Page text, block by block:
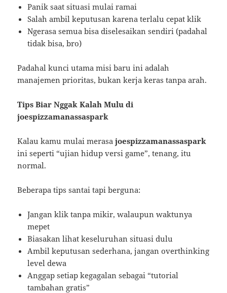
Panik saat situasi mulai ramai
Salah ambil keputusan karena terlalu cepat klik
Ngerasa semua bisa diselesaikan sendiri (padahal
tidak bisa, bro)
Padahal kunci utama misi baru ini adalah
manajemen prioritas, bukan kerja keras tanpa arah.
Tips Biar Nggak Kalah Mulu di
joespizzamanassaspark
Kalau kamu mulai merasajoespizzamanassaspark
ini seperti “ujian hidup versi game”, tenang, itu
normal.
Beberapa tips santai tapi berguna:
Jangan klik tanpa mikir, walaupun waktunya
mepet
Biasakan lihat keseluruhan situasi dulu
Ambil keputusan sederhana, jangan overthinking
level dewa
Anggap setiap kegagalan sebagai “tutorial
tambahan gratis”